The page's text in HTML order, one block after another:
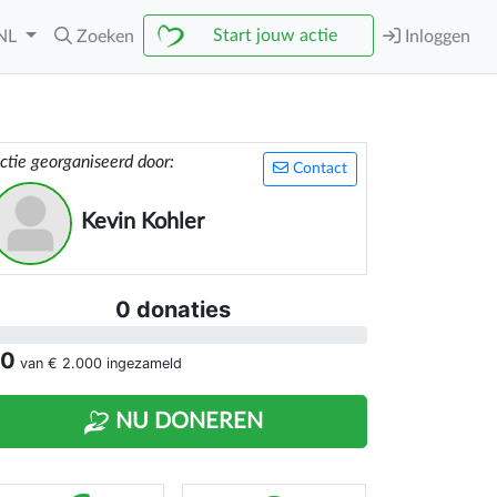
Zoeken Start jouw actie Inloggen
Contact
georganiseerd door:
Kevin Kohler
0 donaties
van € 2.000 ingezameld
NU DONEREN